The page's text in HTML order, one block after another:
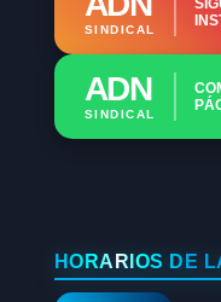
SINDICAL
ADN
SINDICAL
HORARIOS DE